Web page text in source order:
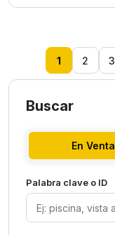
1 2 3
Buscar
En Venta
Palabra clave o ID